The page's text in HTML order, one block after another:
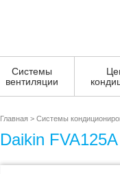
Системы
вентиляции
Главная > Системы
Daikin